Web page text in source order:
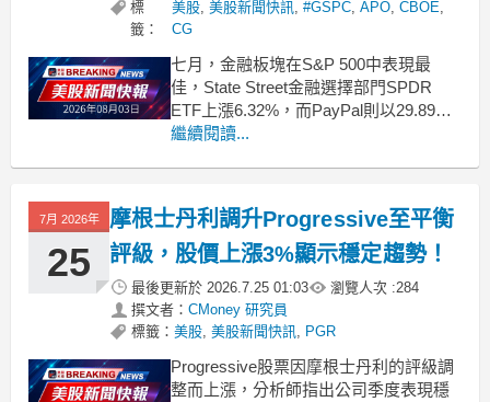
標
籤：
美股,美股新聞快訊,#GSPC,APO,CBOE,
CG
七月，金融板塊在S&P 500中表現最
佳，State Street金融選擇部門SPDR
ETF上漲6.32%，而PayPal則以29.89%
的漲幅成為最大贏家。 .badgeprice-
display: flex !important;
繼續閱讀...
7月 2026年
25
摩根士丹利調升Progressive至平衡
評級，股價上漲3%顯示穩定趨勢！
最後更新於 2026.7.25 01:03 瀏覽人次 :284
撰文者： CMoney 研究員
標籤： 美股, 美股新聞快訊, PGR
Progressive股票因摩根士丹利的評級調
整而上漲，分析師指出公司季度表現穩